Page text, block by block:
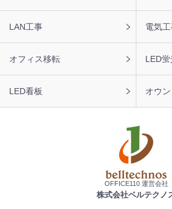
LAN工事 電気
オフィス移転 LED
LED看板 オウ
OFFICE110 運営会社
株式会社ベルテクノ